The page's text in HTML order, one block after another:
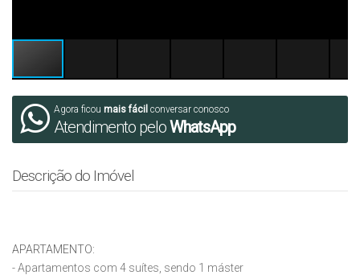
Agora ficou mais fácil conversar conosco
Atendimento peloWhatsApp
Descrição do Imóvel
APARTAMENTO:
- Apartamentos com 4 suítes, sendo 1 máster